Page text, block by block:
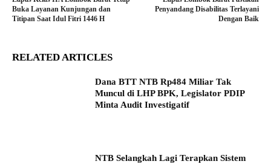
Buka Layanan Kunjungan dan
Titipan Saat Idul Fitri 1446 H
Penyandang Disabilitas Terlayani
Dengan Baik
RELATED ARTICLES
Dana BTT NTB Rp484 Miliar Tak
Muncul di LHP BPK, Legislator PDIP
Minta Audit Investigatif
NTB Selangkah Lagi Terapkan Sistem